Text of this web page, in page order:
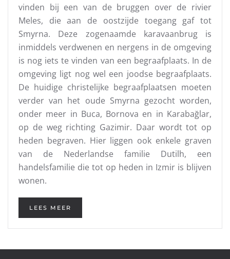
vinden bij een van de bruggen over de rivier
Meles, die aan de oostzijde toegang gaf tot
Smyrna. Deze zogenaamde karavaanbrug is
inmiddels verdwenen en nergens in de omgeving
is nog iets te vinden van een begraafplaats. In de
omgeving ligt nog wel een joodse begraafplaats.
De huidige christelijke begraafplaatsen moeten
verder van het oude Smyrna gezocht worden,
onder meer in Buca, Bornova en in Karabağlar,
op de weg richting Gazimir. Daar wordt tot op
heden begraven. Hier liggen ook enkele graven
van de Nederlandse familie Dutilh, een
handelsfamilie die tot op heden in Izmir is blijven
wonen.
LEES MEER